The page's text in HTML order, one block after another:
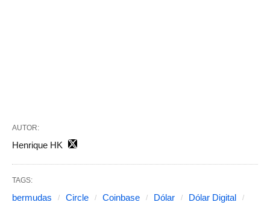
AUTOR:
Henrique HK
TAGS:
bermudas Circle Coinbase Dólar
Dólar Digital